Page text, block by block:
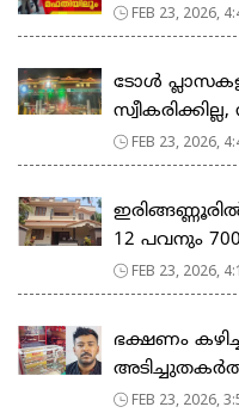
FEB 23, 2026,
ടോള്‍
FEB 23, 2026,
12 പവനും
FEB 23, 2026,
ഭക്ഷണം
FEB 23, 2026,